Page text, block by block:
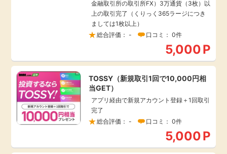
金融取引所の取引所FX）3万通貨（3枚）以
上の取引完了（くりっく365ラージにつき
ましては1枚以上）
総合評価： -
口コミ： 0件
5,000P
TOSSY（新規取引1回で10,000円相
当GET）
アプリ経由で新規アカウント登録＋1回取引
完了
総合評価： -
口コミ： 0件
5,000P